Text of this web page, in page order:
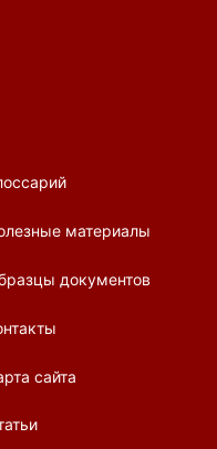
материалы
документов
сайта